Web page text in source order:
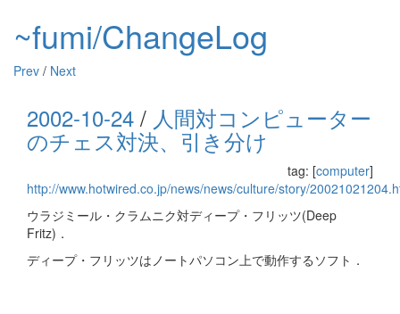
~fumi/ChangeLog
Prev / Next
2002-10-24 / 人間対コンピューター
のチェス対決、引き分け
tag: [computer]
http://www.hotwired.co.jp/news/news/culture/story/
ウラジミール・クラムニク対ディープ・フリッツ(Deep
Fritz)．
ディープ・フリッツはノートパソコン上で動作するソフト．